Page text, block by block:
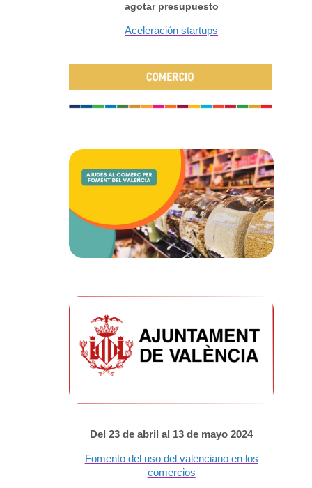
agotar presupuesto
Aceleración startups
Del 23 de abril al 13 de mayo 2024
Fomento del uso del valenciano en los
comercios